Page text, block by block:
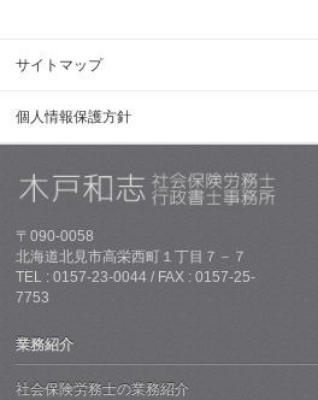
サイトマップ
個人情報保護方針
〒090-0058
北海道北見市高栄西町１丁目７－７
TEL : 0157-23-0044 / FAX : 0157-25-
7753
業務紹介
社会保険労務士の業務紹介